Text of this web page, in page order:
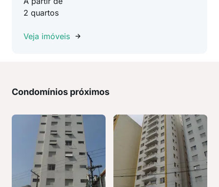
2 quartos
Veja imóveis
Condomínios próximos